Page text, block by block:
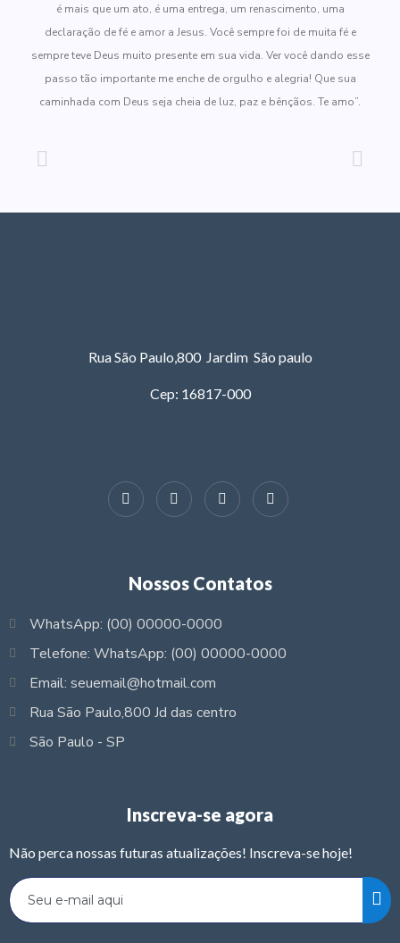
é mais que um ato, é uma entrega, um renascimento, uma
declaração de fé e amor a Jesus. Você sempre foi de muita fé e
sempre teve Deus muito presente em sua vida. Ver você dando esse
passo tão importante me enche de orgulho e alegria! Que sua
caminhada com Deus seja cheia de luz, paz e bênçãos. Te amo”.
Rua São Paulo,800 Jardim São paulo
Cep: 16817-000
Nossos Contatos
WhatsApp: (00) 00000-0000
Telefone: WhatsApp: (00) 00000-0000
Email: seuemail@hotmail.com
Rua São Paulo,800 Jd das centro
São Paulo - SP
Inscreva-se agora
Não perca nossas futuras atualizações! Inscreva-se hoje!